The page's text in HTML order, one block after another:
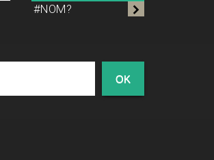
#NOM?
OK